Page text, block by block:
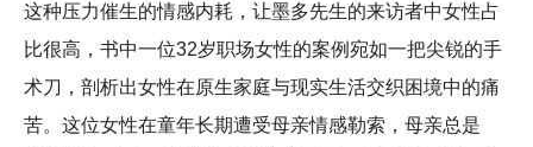
这种压力催生的情感内耗，让墨多先生的来访者中女性占
比很高，书中一位32岁职场女性的案例宛如一把尖锐的手
术刀，剖析出女性在原生家庭与现实生活交织困境中的痛
苦。这位女性在童年长期遭受母亲情感勒索，母亲总是